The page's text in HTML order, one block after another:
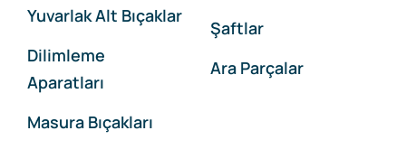
Yuvarlak Alt Bıçaklar
Dilimleme
Aparatları
Masura Bıçakları
Şaftlar
Ara Parçalar